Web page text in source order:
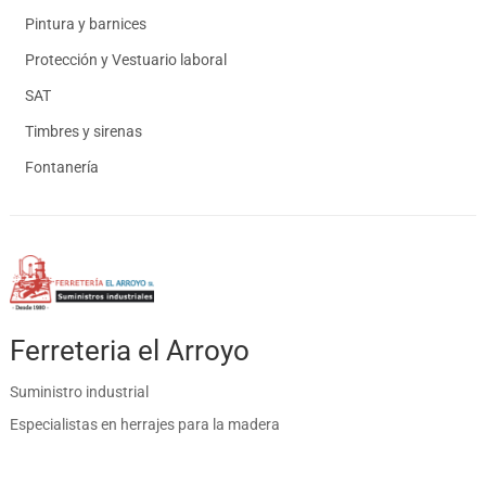
Pintura y barnices
Protección y Vestuario laboral
SAT
Timbres y sirenas
Fontanería
Ferreteria el Arroyo
Suministro industrial
Especialistas en herrajes para la madera